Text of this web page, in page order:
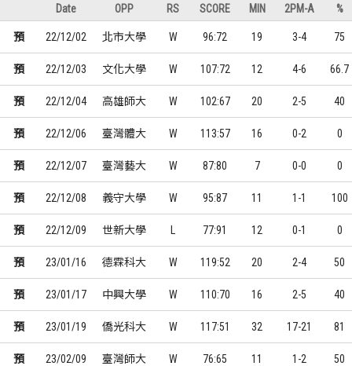
Date
OPP RS SCORE MIN 2PM-A %
預 22/12/02 北市大學 W 96:72 19 3-4 75
預 22/12/03 文化大學 W 107:72 12 4-6 66.7
預 22/12/04 高雄師大 W 102:67 20 2-5 40
預 22/12/06 臺灣體大 W 113:57 16 0-2 0
預 22/12/07 臺灣藝大 W 87:80 7 0-0 0
預 22/12/08 義守大學 W 95:87 11 1-1 100
預 22/12/09 世新大學 77:91 12 0-1 0
預 23/01/16 德霖科大 W 119:52 20 2-4 50
預 23/01/17 中興大學 W 110:70 16 2-5 40
預 23/01/19 僑光科大 W 117:51 32 17-21 81
預 23/02/09 臺灣師大 W 76:65 11 1-2 50